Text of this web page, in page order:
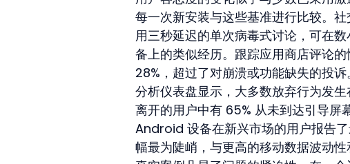
每一次新安装与这些基准进行比较。
用三秒延迟的单次病毒式讨论，可在
备上的类似经历。跟踪应用商店评论
28%，超过了对崩溃或功能缺失的投诉。
分析仪表盘显示，大多数放弃行为发
离开的用户中有 65% 从未到达引导
Android 设备在新兴市场的用户报告
幅最为陡峭，与更高的移动数据波动性